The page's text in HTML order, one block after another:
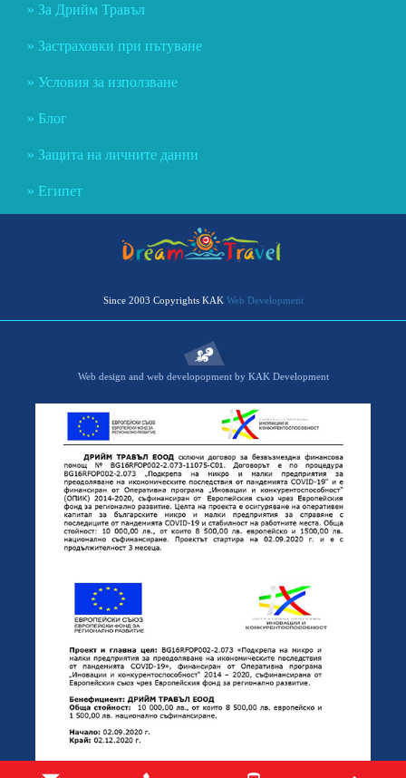
За Дрийм Травъл
Застраховки при пътуване
Условия за използване
Блог
Защита на личните данни
Египет
Since 2003 Copyrights KAK Web Development
Web design and web developopment by KAK Development